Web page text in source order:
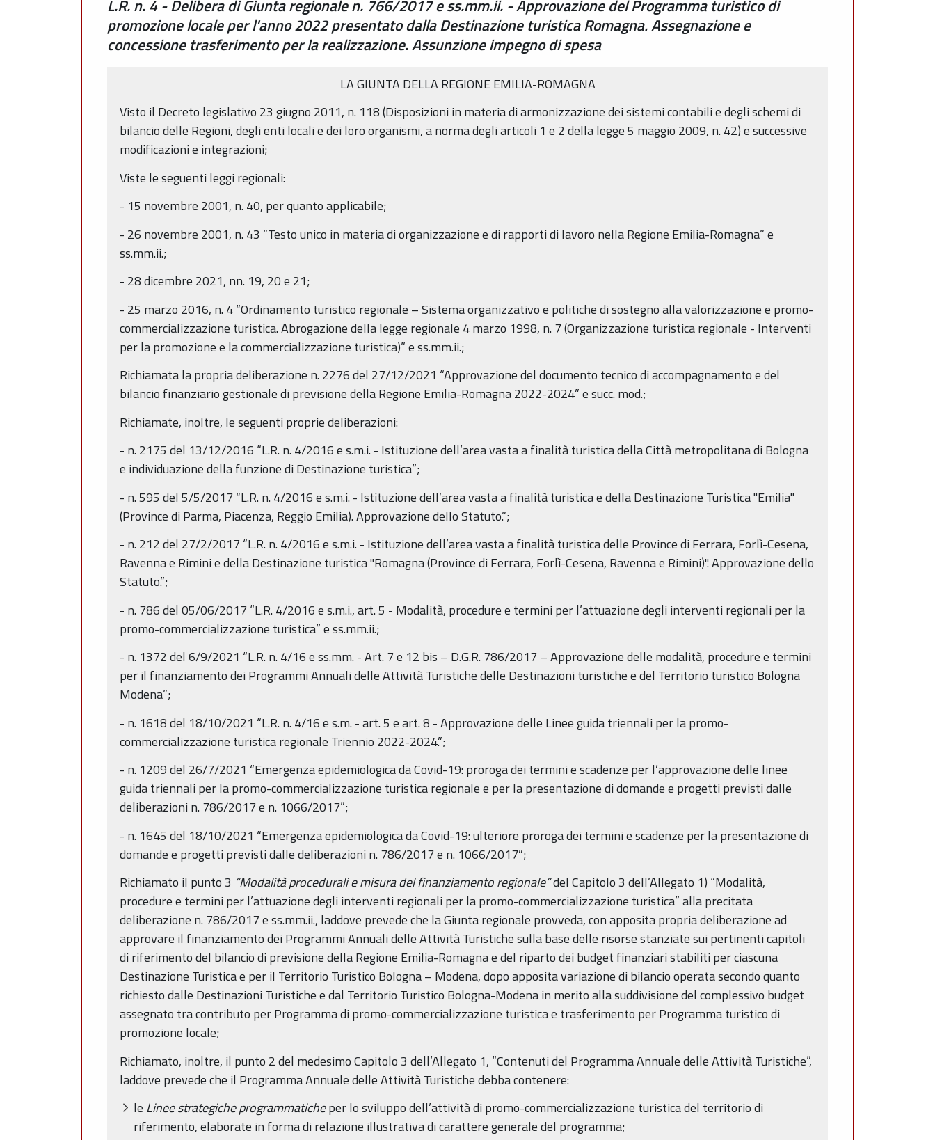
L.R. n. 4 - Delibera di Giunta regionale n. 766/2017 e ss.mm.ii. - Approvazione del Programma turistico di
promozione locale per l'anno 2022 presentato dalla Destinazione turistica Romagna. Assegnazione e
concessione trasferimento per la realizzazione. Assunzione impegno di spesa
LA GIUNTA DELLA REGIONE EMILIA-ROMAGNA
Visto il Decreto legislativo 23 giugno 2011, n. 118 (Disposizioni in materia di armonizzazione dei sistemi contabili e degli schemi di
bilancio delle Regioni, degli enti locali e dei loro organismi, a norma degli articoli 1 e 2 della legge 5 maggio 2009, n. 42) e successive
modificazioni e integrazioni;
Viste le seguenti leggi regionali:
- 15 novembre 2001, n. 40, per quanto applicabile;
- 26 novembre 2001, n. 43 “Testo unico in materia di organizzazione e di rapporti di lavoro nella Regione Emilia-Romagna” e
ss.mm.ii.;
- 28 dicembre 2021, nn. 19, 20 e 21;
- 25 marzo 2016, n. 4 “Ordinamento turistico regionale – Sistema organizzativo e politiche di sostegno alla valorizzazione e promo-
commercializzazione turistica. Abrogazione della legge regionale 4 marzo 1998, n. 7 (Organizzazione turistica regionale - Interventi
per la promozione e la commercializzazione turistica)” e ss.mm.ii.;
Richiamata la propria deliberazione n. 2276 del 27/12/2021 “Approvazione del documento tecnico di accompagnamento e del
bilancio finanziario gestionale di previsione della Regione Emilia-Romagna 2022-2024” e succ. mod.;
Richiamate, inoltre, le seguenti proprie deliberazioni:
- n. 2175 del 13/12/2016 “L.R. n. 4/2016 e s.m.i. - Istituzione dell’area vasta a finalità turistica della Città metropolitana di Bologna
e individuazione della funzione di Destinazione turistica”;
- n. 595 del 5/5/2017 “L.R. n. 4/2016 e s.m.i. - Istituzione dell’area vasta a finalità turistica e della Destinazione Turistica "Emilia"
(Province di Parma, Piacenza, Reggio Emilia). Approvazione dello Statuto.”;
- n. 212 del 27/2/2017 “L.R. n. 4/2016 e s.m.i. - Istituzione dell’area vasta a finalità turistica delle Province di Ferrara, Forlì-Cesena,
Ravenna e Rimini e della Destinazione turistica "Romagna (Province di Ferrara, Forlì-Cesena, Ravenna e Rimini)". Approvazione dello
Statuto.”;
- n. 786 del 05/06/2017 “L.R. 4/2016 e s.m.i., art. 5 - Modalità, procedure e termini per l’attuazione degli interventi regionali per la
promo-commercializzazione turistica” e ss.mm.ii.;
- n. 1372 del 6/9/2021 “L.R. n. 4/16 e ss.mm. - Art. 7 e 12 bis – D.G.R. 786/2017 – Approvazione delle modalità, procedure e termini
per il finanziamento dei Programmi Annuali delle Attività Turistiche delle Destinazioni turistiche e del Territorio turistico Bologna
Modena”;
- n. 1618 del 18/10/2021 “L.R. n. 4/16 e s.m. - art. 5 e art. 8 - Approvazione delle Linee guida triennali per la promo-
commercializzazione turistica regionale Triennio 2022-2024.”;
- n. 1209 del 26/7/2021 “Emergenza epidemiologica da Covid-19: proroga dei termini e scadenze per l’approvazione delle linee
guida triennali per la promo-commercializzazione turistica regionale e per la presentazione di domande e progetti previsti dalle
deliberazioni n. 786/2017 e n. 1066/2017”;
- n. 1645 del 18/10/2021 “Emergenza epidemiologica da Covid-19: ulteriore proroga dei termini e scadenze per la presentazione di
domande e progetti previsti dalle deliberazioni n. 786/2017 e n. 1066/2017”;
Richiamato il punto 3 “Modalità procedurali e misura del finanziamento regionale”del Capitolo 3 dell’Allegato 1) “Modalità,
procedure e termini per l’attuazione degli interventi regionali per la promo-commercializzazione turistica” alla precitata
deliberazione n. 786/2017 e ss.mm.ii., laddove prevede che la Giunta regionale provveda, con apposita propria deliberazione ad
approvare il finanziamento dei Programmi Annuali delle Attività Turistiche sulla base delle risorse stanziate sui pertinenti capitoli
di riferimento del bilancio di previsione della Regione Emilia-Romagna e del riparto dei budget finanziari stabiliti per ciascuna
Destinazione Turistica e per il Territorio Turistico Bologna – Modena, dopo apposita variazione di bilancio operata secondo quanto
richiesto dalle Destinazioni Turistiche e dal Territorio Turistico Bologna-Modena in merito alla suddivisione del complessivo budget
assegnato tra contributo per Programma di promo-commercializzazione turistica e trasferimento per Programma turistico di
promozione locale;
Richiamato, inoltre, il punto 2 del medesimo Capitolo 3 dell’Allegato 1, “Contenuti del Programma Annuale delle Attività Turistiche”,
laddove prevede che il Programma Annuale delle Attività Turistiche debba contenere:
le Linee strategiche programmaticheper lo sviluppo dell’attività di promo-commercializzazione turistica del territorio di
riferimento, elaborate in forma di relazione illustrativa di carattere generale del programma;